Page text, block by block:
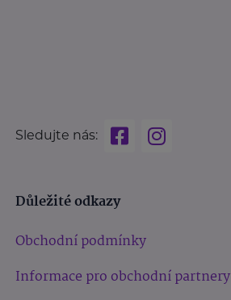
Sledujte nás:
Důležité odkazy
Obchodní podmínky
Informace pro obchodní partnery